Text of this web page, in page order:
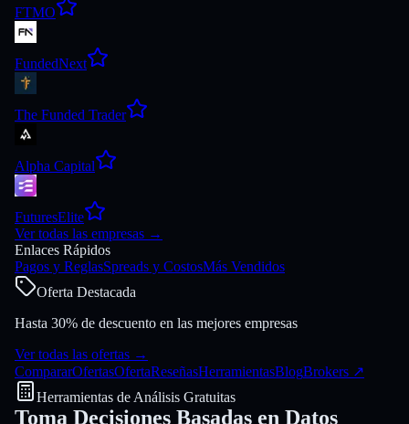
FTMO
FundedNext
The Funded Trader
Alpha Capital
FuturesElite
Ver todas las empresas →
Enlaces Rápidos
Pagos y ReglasSpreads y CostosMás Vendidos
Oferta Destacada
Hasta 30% de descuento en las mejores empresas
Ver todas las ofertas →
CompararOfertasOfertaReseñasHerramientasBlogBrokers ↗
Herramientas de Análisis Gratuitas
Toma Decisiones Basadas en Datos